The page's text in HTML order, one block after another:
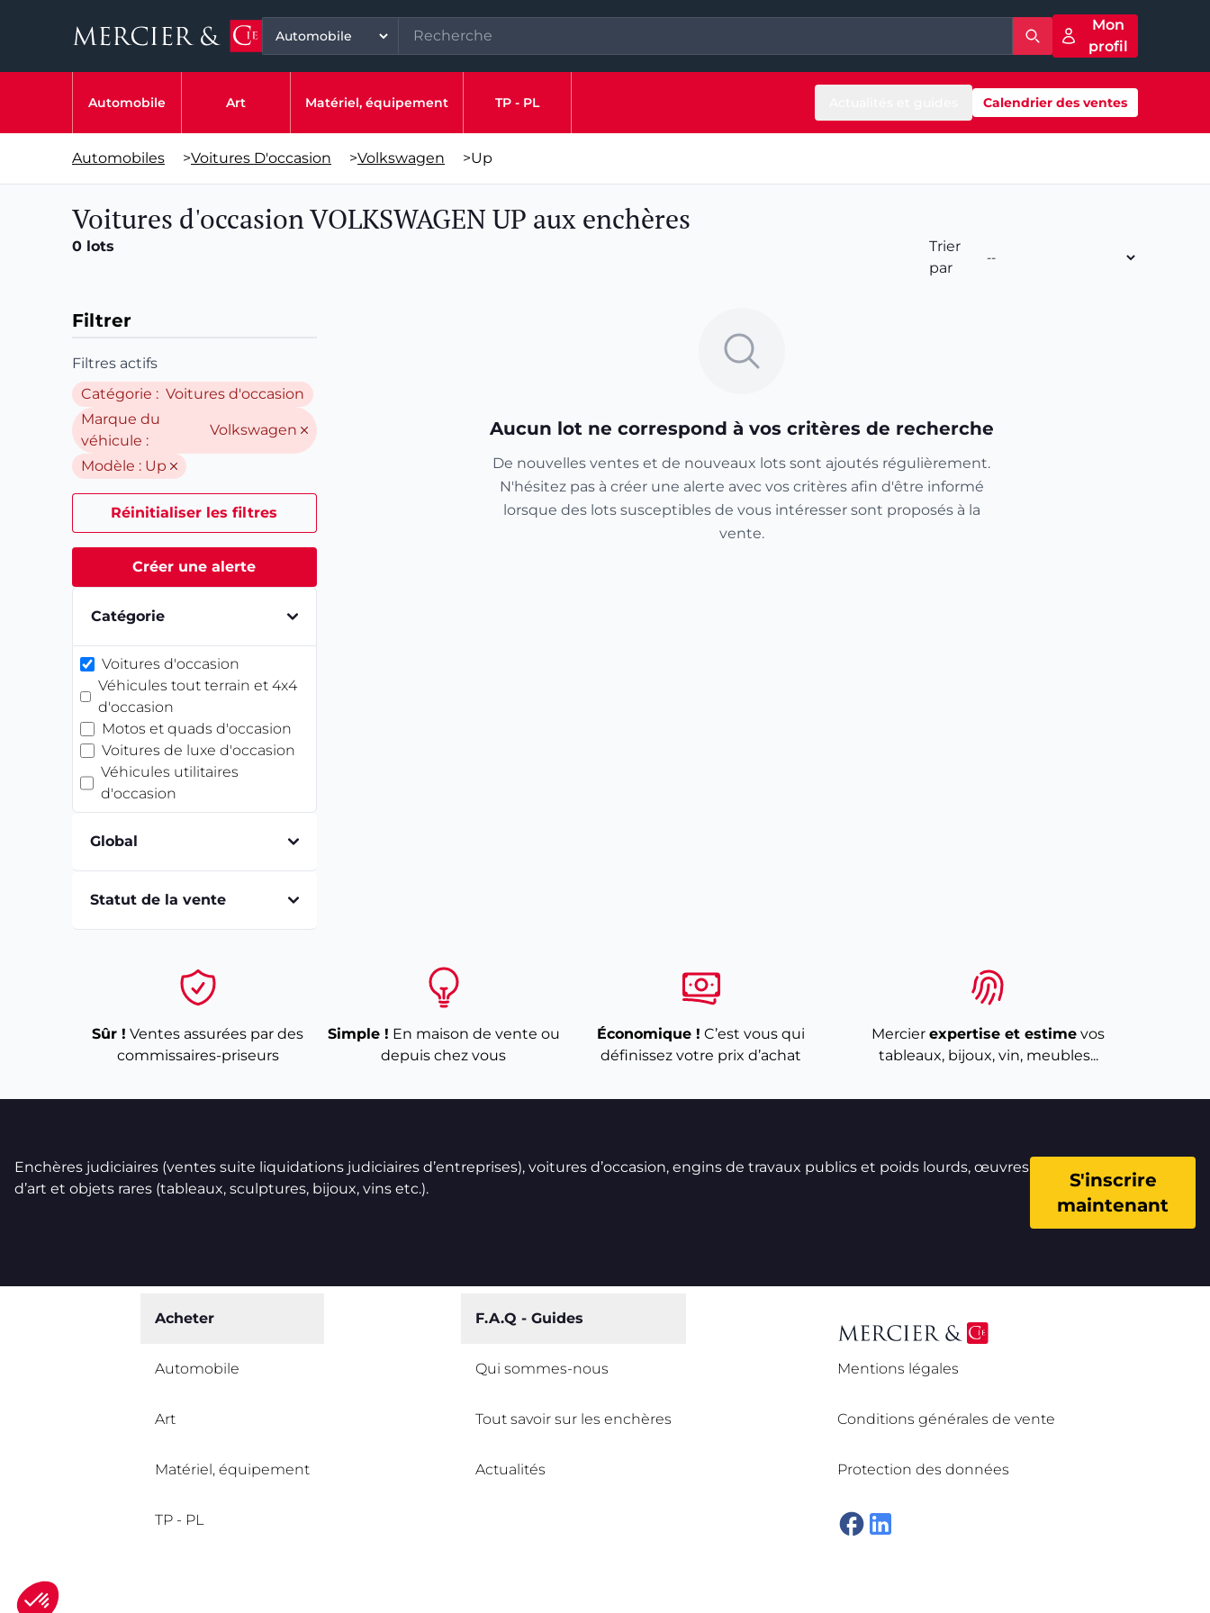
Mon
profil
Automobile Art Matériel, équipement TP - PL Calendrier des ventes
Automobiles >Voitures D'occasion >Volkswagen >Up
Voitures d'occasion VOLKSWAGEN UP aux enchères
0 lots
Trier
par
Filtrer
Filtres actifs
Catégorie : Voitures d'occasion
Marque du
véhicule :
Volkswagen
Modèle : Up
Réinitialiser les filtres
Créer une alerte
Catégorie
Voitures d'occasion
Véhicules tout terrain et 4x4
d'occasion
Motos et quads d'occasion
Voitures de luxe d'occasion
Véhicules utilitaires
d'occasion
Global
Statut de la vente
Aucun lot ne correspond à vos critères de recherche
De nouvelles ventes et de nouveaux lots sont ajoutés régulièrement.
N'hésitez pas à créer une alerte avec vos critères afin d'être informé
lorsque des lots susceptibles de vous intéresser sont proposés à la
vente.
Sûr ! Ventes assurées par des
commissaires-priseurs
Simple ! En maison de vente ou
depuis chez vous
Économique ! C’est vous qui
définissez votre prix d’achat
Mercier expertise et estime vos
tableaux, bijoux, vin, meubles...
Enchères judiciaires (ventes suite liquidations judiciaires d’entreprises), voitures d’occasion, engins de travaux publics et poids lourds, œuvres
d’art et objets rares (tableaux, sculptures, bijoux, vins etc.).
S'inscrire
maintenant
Acheter
Automobile
Art
Matériel, équipement
TP - PL
F.A.Q - Guides
Qui sommes-nous
Tout savoir sur les enchères
Actualités
Mentions légales
Conditions générales de vente
Protection des données